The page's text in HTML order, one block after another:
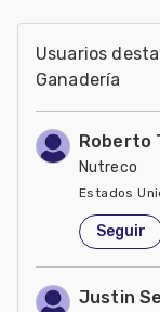
Usuarios
Ganadería
Roberto
Nutreco
Estados
Seguir
Justin